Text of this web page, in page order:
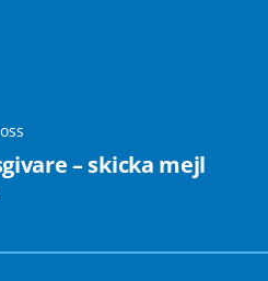
– skicka mejl